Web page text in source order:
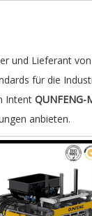
und Lieferant von
für die
Intent QUNFENG-
anbieten.